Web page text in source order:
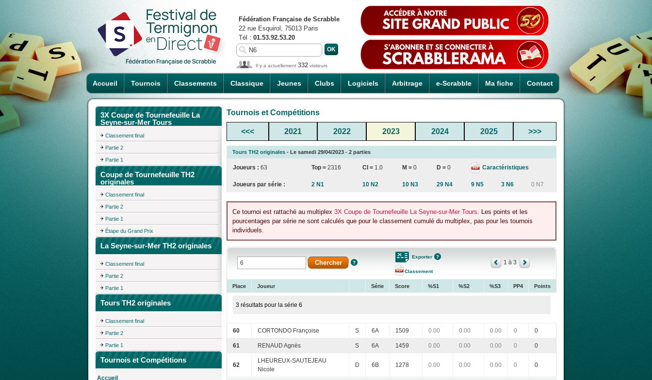
Accueil Tournois Classements Classique Jeunes Clubs Logiciels Arbitrage e-Scrabble Ma fiche Contact
Fédération Française de Scrabble
22 rue Esquirol, 75013 Paris
Tél : 01.53.92.53.20
Il y a actuellement 332 visiteurs
3X Coupe de Tournefeuille La
Seyne-sur-Mer Tours
Classement final
Partie 2
Partie 1
Coupe de Tournefeuille TH2
originales
Classement final
Partie 2
Partie 1
Étape du Grand Prix
La Seyne-sur-Mer TH2 originales
Classement final
Partie 2
Partie 1
Tours TH2 originales
Classement final
Partie 2
Partie 1
Tournois et Compétitions
Accueil
Tournois et Compétitions
<<< 2021 2022 2023 2024 2025 >>>
Tours TH2 originales - Le samedi 29/04/2023 - 2 parties
Joueurs : 63 Top = 2316 CI = 1.0 M = 0 D = 0 Caractéristiques
Joueurs par série : 2 N1 10 N2 10 N3 29 N4 9 N5 3 N6 0 N7
Ce tournoi est rattaché au multiplex 3X Coupe de Tournefeuille La Seyne-sur-Mer Tours. Les points et les
pourcentages par série ne sont calculés que pour le classement cumulé du multiplex, pas pour les tournois
individuels.
Exporter
Classement
1 à 3
Place Joueur Série Score %S1 %S2 %S3 PP4 Points
3 résultats pour la série 6
60 CORTONDO Françoise S 6A 1509 0.00 0.00 0.00 0 0
61 RENAUD Agnès S 6A 1459 0.00 0.00 0.00 0 0
62
LHEUREUX-SAUTEJEAU
Nicole
D 6B 1278 0.00 0.00 0.00 0 0